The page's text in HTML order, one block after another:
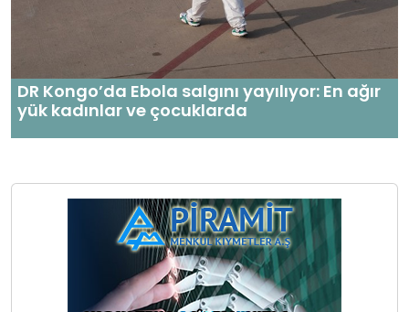
DR Kongo’da Ebola salgını yayılıyor: En ağır
yük kadınlar ve çocuklarda